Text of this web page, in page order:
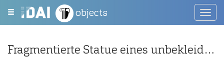
objects
Fragmentierte Statue eines unbekleideten Mannes